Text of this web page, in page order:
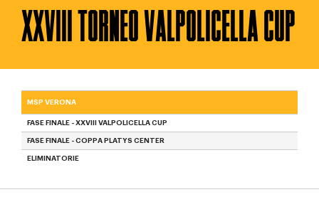
XXVIII TORNEO VALPOLICELLA CUP
MSP VERONA
FASE FINALE - XXVIII VALPOLICELLA CUP
FASE FINALE - COPPA PLATYS CENTER
ELIMINATORIE